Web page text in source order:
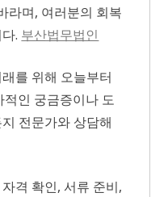
라며, 여러분의 회복
. 부산법무법인
를 위해 오늘부터
인 궁금증이나 도
전문가와 상담해
격 확인, 서류 준비,